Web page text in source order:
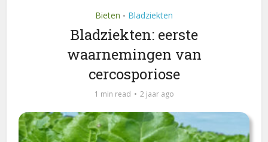
Bieten • Bladziekten
Bladziekten: eerste
waarnemingen van
cercosporiose
1 min read 2 jaar ago